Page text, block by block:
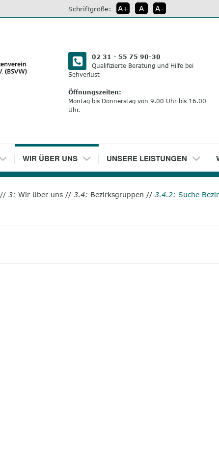
Schriftgröße: A+ A A-
02 31 - 55 75 90-30
Qualifizierte Beratung und Hilfe bei
Sehverlust
Öffnungszeiten:
Montag bis Donnerstag von 9.00 Uhr bis 16.00
Uhr.
3
WIR ÜBER UNS 4
UNSERE LEISTUNGEN
//3:Wir über uns //3.4: Bezirksgruppen //3.4.2: Suche